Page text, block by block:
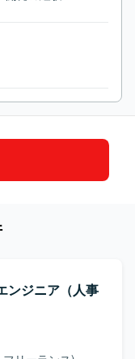
ンジニア（人事